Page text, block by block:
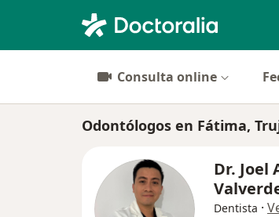
Consulta online
Odontólogos en Fátima,
Dr. Joel
Dentista ·